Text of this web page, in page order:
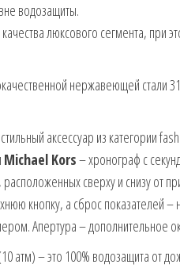
водозащиты.
люксового сегмента, при
нержавеющей стали
аксессуар из категории
Michael Kors– хронограф с
сверху и снизу от
кнопку, а сброс показателей
Апертура – дополнительное
атм) – это 100% водозащита от